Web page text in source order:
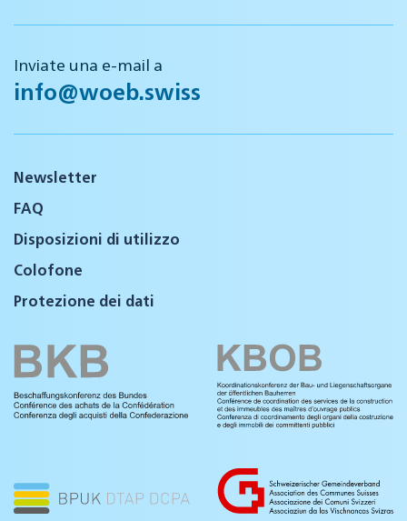
Inviate una e-mail a
info@woeb.swiss
Newsletter
FAQ
Disposizioni di utilizzo
Colofone
Protezione dei dati